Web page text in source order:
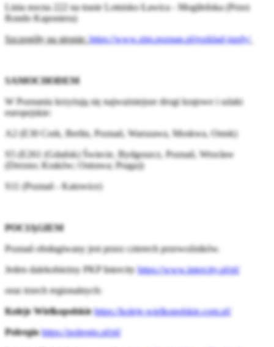
Linia nocna 222 na trasie Lotnisko Ławica - Mogileńska (Przez
Rondo Kaponiera)
Szczegóły na stronie:https://www.ztm.poznan.pl/rozklad-jazdy/
SAMOCHODEM
W Poznaniu krzyżują się najważniejsze drogi krajowe i szlaki
europejskie:
A2 (E30 Cork, Berlin, Poznań, Warszawa, Moskwa, Omsk)
S5 (E261 (Gdańsk) Świecie, Bydgoszcz, Poznań, Wrocław
(Drezno; Kraków; Ostrawa; Praga))
S11 (Poznań - Katowice)
POCIĄGIEM
Poznań obsługiwany jest przez czterech przewoźników.
Jeden dalekobieżny PKP Intercityhttps://www.intercity.pl/pl/
oraz trzech regionalnych:
Koleje Wielkopolskie https://koleje-wielkopolskie.com.pl/
Polregio https://polregio.pl/pl/